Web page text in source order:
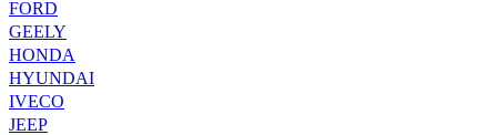
FORD
GEELY
HONDA
HYUNDAI
IVECO
JEEP